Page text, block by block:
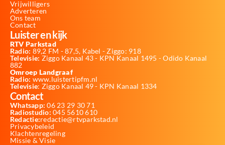
Vrijwilligers
Adverteren
Ons team
Contact
Luister en kijk
RTV Parkstad
Radio: 89,2 FM - 87,5, Kabel - Ziggo: 918
Televisie: Ziggo Kanaal 43 - KPN Kanaal 1495 - Odido Kanaal
882
Omroep Landgraaf
Radio: www.luistertipfm.nl
Televisie: Ziggo Kanaal 49 - KPN Kanaal 1334
Contact
Whatsapp: 06 23 29 30 71
Radiostudio: 045 5610 610
Redactie:redactie@rtvparkstad.nl
Privacybeleid
Klachtenregeling
Missie & Visie